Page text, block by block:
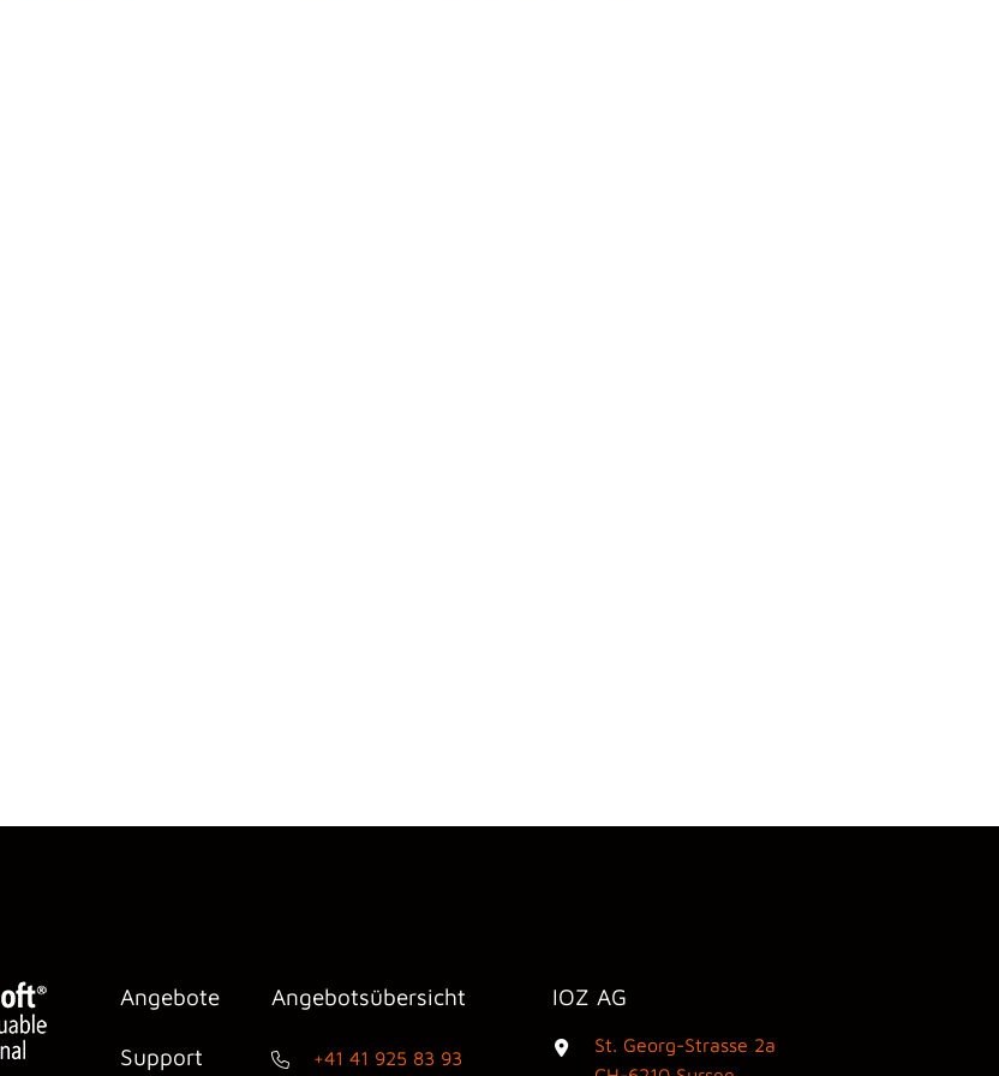
Angebote Angebotsübersicht
Support +41 41 925 83 93
IOZ AG
St. Georg-Strasse 2a